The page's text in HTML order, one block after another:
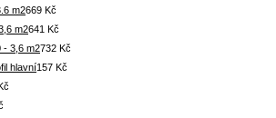
m2669 Kč
m2641 Kč
- 3,6 m2732 Kč
hlavní157 Kč